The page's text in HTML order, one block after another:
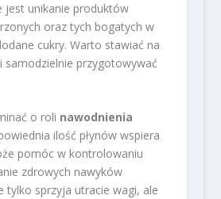
jest unikanie produktów
oraz tych bogatych w
cukry. Warto stawiać na
samodzielnie przygotowywać
o roli nawodnienia
ilość płynów wspiera
pomóc w kontrolowaniu
zdrowych nawyków
tylko sprzyja utracie wagi, ale